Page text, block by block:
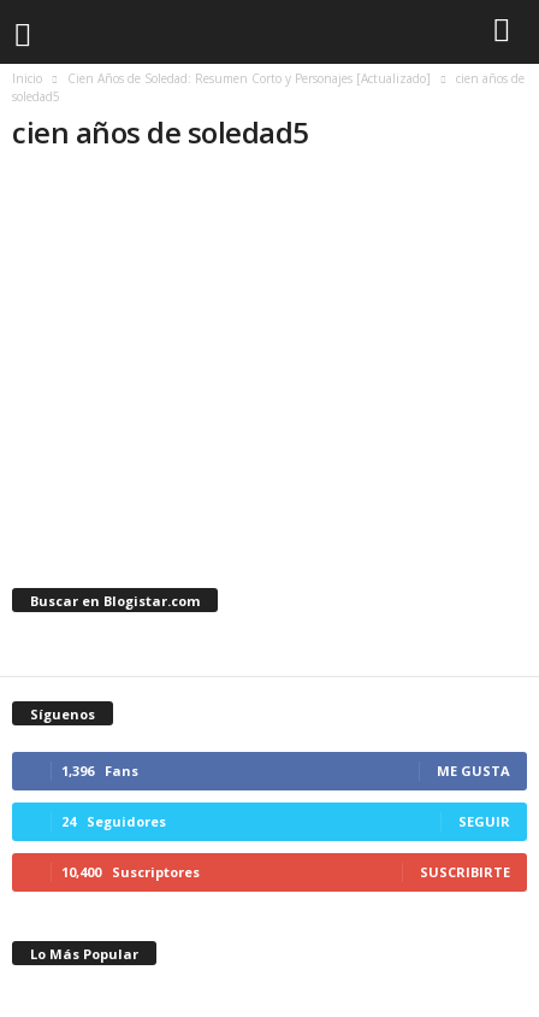
Inicio Cien Años de Soledad: Resumen Corto y Personajes [Actualizado]
cien años de
soledad5
cien años de soledad5
Buscar en Blogistar.com
Síguenos
1,396 Fans ME GUSTA
24 Seguidores SEGUIR
10,400 Suscriptores SUSCRIBIRTE
Lo Más Popular